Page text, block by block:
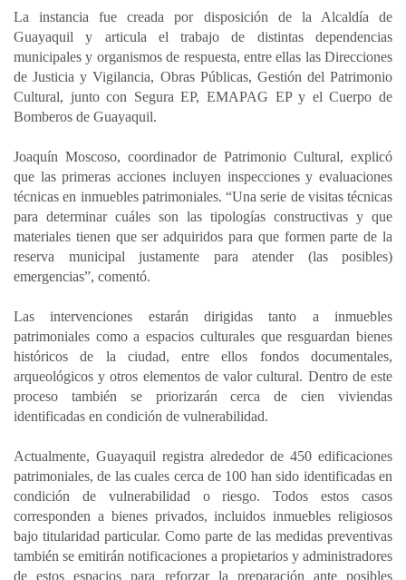
La instancia fue creada por disposición de la Alcaldía de
Guayaquil y articula el trabajo de distintas dependencias
municipales y organismos de respuesta, entre ellas las Direcciones
de Justicia y Vigilancia, Obras Públicas, Gestión del Patrimonio
Cultural, junto con Segura EP, EMAPAG EP y el Cuerpo de
Bomberos de Guayaquil.
Joaquín Moscoso, coordinador de Patrimonio Cultural, explicó
que las primeras acciones incluyen inspecciones y evaluaciones
técnicas en inmuebles patrimoniales. “Una serie de visitas técnicas
para determinar cuáles son las tipologías constructivas y que
materiales tienen que ser adquiridos para que formen parte de la
reserva municipal justamente para atender (las posibles)
emergencias”, comentó.
Las intervenciones estarán dirigidas tanto a inmuebles
patrimoniales como a espacios culturales que resguardan bienes
históricos de la ciudad, entre ellos fondos documentales,
arqueológicos y otros elementos de valor cultural. Dentro de este
proceso también se priorizarán cerca de cien viviendas
identificadas en condición de vulnerabilidad.
Actualmente, Guayaquil registra alrededor de 450 edificaciones
patrimoniales, de las cuales cerca de 100 han sido identificadas en
condición de vulnerabilidad o riesgo. Todos estos casos
corresponden a bienes privados, incluidos inmuebles religiosos
bajo titularidad particular. Como parte de las medidas preventivas
también se emitirán notificaciones a propietarios y administradores
de estos espacios para reforzar la preparación ante posibles